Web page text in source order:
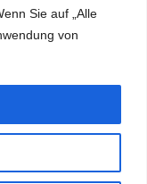
Sie auf „Alle
von